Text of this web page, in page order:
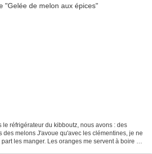
le réfrigérateur du kibboutz, nous avons : des
des melons J'avoue qu'avec les clémentines, je ne
les manger. Les oranges me servent à boire un